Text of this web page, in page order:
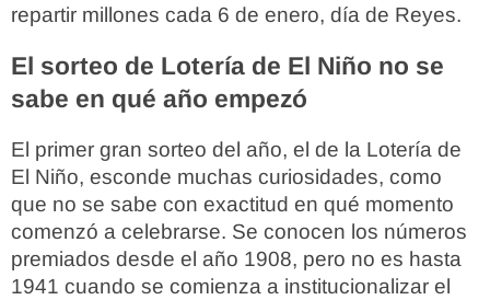
repartir millones cada 6 de enero, día de Reyes.
El sorteo de Lotería de El Niño no se
sabe en qué año empezó
El primer gran sorteo del año, el de la Lotería de
El Niño, esconde muchas curiosidades, como
que no se sabe con exactitud en qué momento
comenzó a celebrarse. Se conocen los números
premiados desde el año 1908, pero no es hasta
1941 cuando se comienza a institucionalizar el